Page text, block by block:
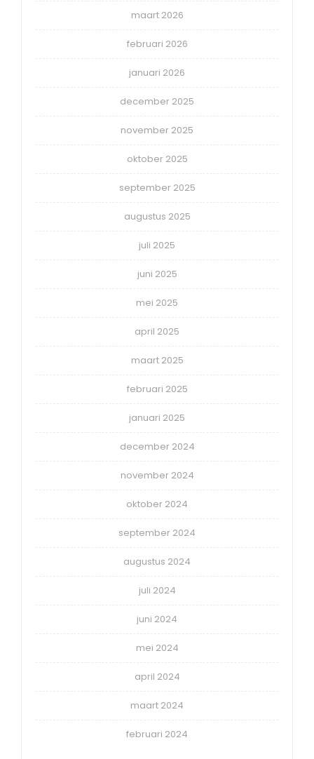
maart 2026
februari 2026
januari 2026
december 2025
november 2025
oktober 2025
september 2025
augustus 2025
juli 2025
juni 2025
mei 2025
april 2025
maart 2025
februari 2025
januari 2025
december 2024
november 2024
oktober 2024
september 2024
augustus 2024
juli 2024
juni 2024
mei 2024
april 2024
maart 2024
februari 2024